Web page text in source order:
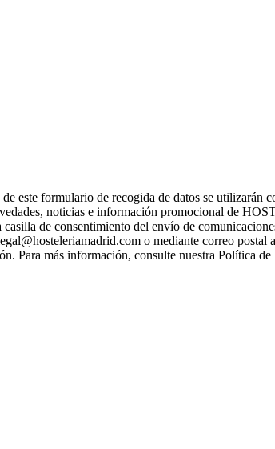
formulario de recogida de datos se utilizarán
noticias e información promocional de
de consentimiento del envío de
o mediante correo postal
Para más información, consulte nuestra Política